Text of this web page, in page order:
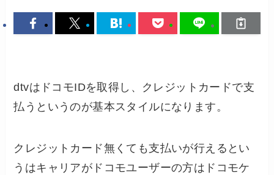
dtvはドコモIDを取得し、クレジットカードで支
払うというのが基本スタイルになります。
クレジットカード無くても支払いが行えるとい
うはキャリアがドコモユーザーの方はドコモケ